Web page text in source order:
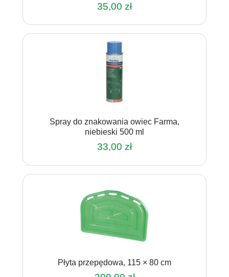
35,00 zł
Spray do znakowania owiec Farma,
niebieski 500 ml
33,00 zł
Płyta przepędowa, 115 × 80 cm